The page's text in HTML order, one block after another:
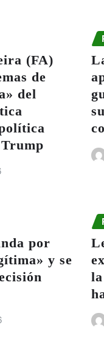
(FA)
de
del
por
y se